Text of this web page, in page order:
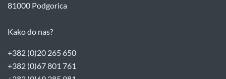
81000 Podgorica
Kako do nas?
+382 (0)20 265 650
+382 (0)67 801 761